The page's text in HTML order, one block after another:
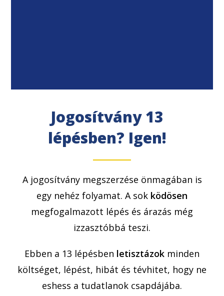
Jogosítvány 13
lépésben? Igen!
A jogosítvány megszerzése önmagában is
egy nehéz folyamat. A sok ködösen
megfogalmazott lépés és árazás még
izzasztóbbá teszi.
Ebben a 13 lépésben letisztázok minden
költséget, lépést, hibát és tévhitet, hogy ne
eshess a tudatlanok csapdájába.